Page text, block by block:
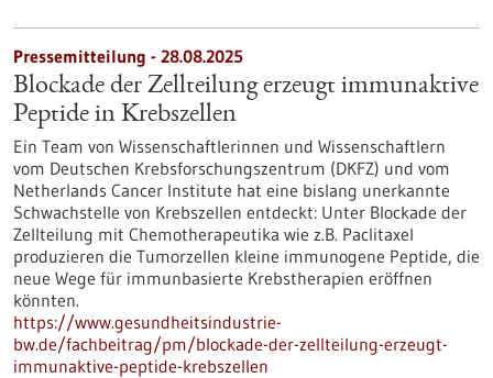
Pressemitteilung - 28.08.2025
Blockade der Zellteilung erzeugt immunaktive
Peptide in Krebszellen
Ein Team von Wissenschaftlerinnen und Wissenschaftlern
vom Deutschen Krebsforschungszentrum (DKFZ) und vom
Netherlands Cancer Institute hat eine bislang unerkannte
Schwachstelle von Krebszellen entdeckt: Unter Blockade der
Zellteilung mit Chemotherapeutika wie z.B. Paclitaxel
produzieren die Tumorzellen kleine immunogene Peptide, die
neue Wege für immunbasierte Krebstherapien eröffnen
könnten.
https://www.gesundheitsindustrie-
bw.de/fachbeitrag/pm/blockade-der-zellteilung-erzeugt-
immunaktive-peptide-krebszellen